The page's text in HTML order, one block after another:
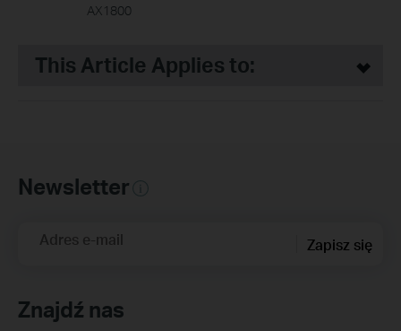
AX1800
This Article Applies to:
Newsletter
Adres e-mail Zapisz się
Znajdź nas